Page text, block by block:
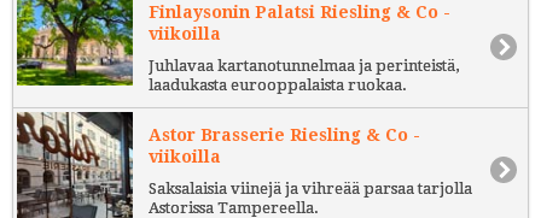
Finlaysonin Palatsi Riesling & Co -
viikoilla
Juhlavaa kartanotunnelmaa ja perinteistä,
laadukasta eurooppalaista ruokaa.
Astor Brasserie Riesling & Co -
viikoilla
Saksalaisia viinejä ja vihreää parsaa tarjolla
Astorissa Tampereella.